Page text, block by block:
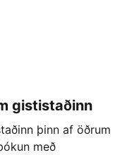
gististaðinn
þinn af öðrum
með